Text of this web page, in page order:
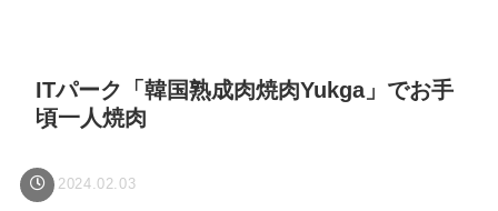
ITパーク「韓国熟成肉焼肉Yukga」でお手
頃一人焼肉
2024.02.03